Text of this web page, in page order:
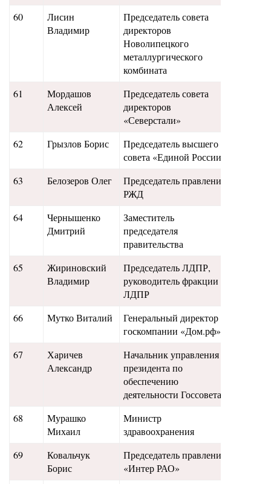
60
Лисин
Владимир
Председатель совета
директоров
Новолипецкого
металлургического
комбината
61
Мордашов
Алексей
Председатель совета
директоров
«Северстали»
62 Грызлов Борис
Председатель высшего
совета «Единой России»
63 Белозеров Олег
Председатель правления
РЖД
64
Чернышенко
Дмитрий
Заместитель
председателя
правительства
65
Жириновский
Владимир
Председатель ЛДПР,
руководитель фракции
ЛДПР
66 Мутко Виталий
Генеральный директор
госкомпании «Дом.рф»
67
Харичев
Александр
Начальник управления
президента по
обеспечению
деятельности Госсовета
68
Мурашко
Михаил
Министр
здравоохранения
69
Ковальчук
Борис
Председатель правления
«Интер РАО»